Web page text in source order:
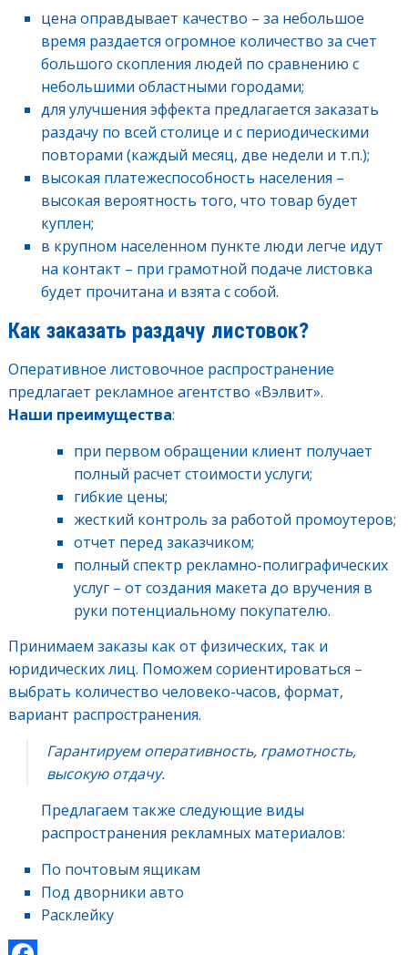
цена оправдывает качество – за небольшое
время раздается огромное количество за счет
большого скопления людей по сравнению с
небольшими областными городами;
для улучшения эффекта предлагается заказать
раздачу по всей столице и с периодическими
повторами (каждый месяц, две недели и т.п.);
высокая платежеспособность населения –
высокая вероятность того, что товар будет
куплен;
в крупном населенном пункте люди легче идут
на контакт – при грамотной подаче листовка
будет прочитана и взята с собой.
Как заказать раздачу листовок?
Оперативное листовочное распространение
предлагает рекламное агентство «Вэлвит».
Наши преимущества:
при первом обращении клиент получает
полный расчет стоимости услуги;
гибкие цены;
жесткий контроль за работой промоутеров;
отчет перед заказчиком;
полный спектр рекламно-полиграфических
услуг – от создания макета до вручения в
руки потенциальному покупателю.
Принимаем заказы как от физических, так и
юридических лиц. Поможем сориентироваться –
выбрать количество человеко-часов, формат,
вариант распространения.
Гарантируем оперативность, грамотность,
высокую отдачу.
Предлагаем также следующие виды
распространения рекламных материалов:
По почтовым ящикам
Под дворники авто
Расклейку